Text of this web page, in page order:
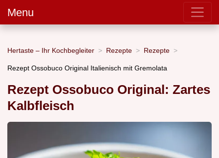
Menu
Hertaste – Ihr Kochbegleiter Rezepte Rezepte
Rezept Ossobuco Original Italienisch mit Gremolata
Rezept Ossobuco Original: Zartes
Kalbfleisch